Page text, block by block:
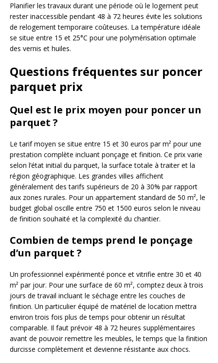
Planifier les travaux durant une période où le logement peut
rester inaccessible pendant 48 à 72 heures évite les solutions
de relogement temporaire coûteuses. La température idéale
se situe entre 15 et 25°C pour une polymérisation optimale
des vernis et huiles.
Questions fréquentes sur poncer
parquet prix
Quel est le prix moyen pour poncer un
parquet ?
Le tarif moyen se situe entre 15 et 30 euros par m² pour une
prestation complète incluant ponçage et finition. Ce prix varie
selon l’état initial du parquet, la surface totale à traiter et la
région géographique. Les grandes villes affichent
généralement des tarifs supérieurs de 20 à 30% par rapport
aux zones rurales. Pour un appartement standard de 50 m², le
budget global oscille entre 750 et 1500 euros selon le niveau
de finition souhaité et la complexité du chantier.
Combien de temps prend le ponçage
d’un parquet ?
Un professionnel expérimenté ponce et vitrifie entre 30 et 40
m² par jour. Pour une surface de 60 m², comptez deux à trois
jours de travail incluant le séchage entre les couches de
finition. Un particulier équipé de matériel de location mettra
environ trois fois plus de temps pour obtenir un résultat
comparable. Il faut prévoir 48 à 72 heures supplémentaires
avant de pouvoir remettre les meubles, le temps que la finition
durcisse complètement et devienne résistante aux chocs.